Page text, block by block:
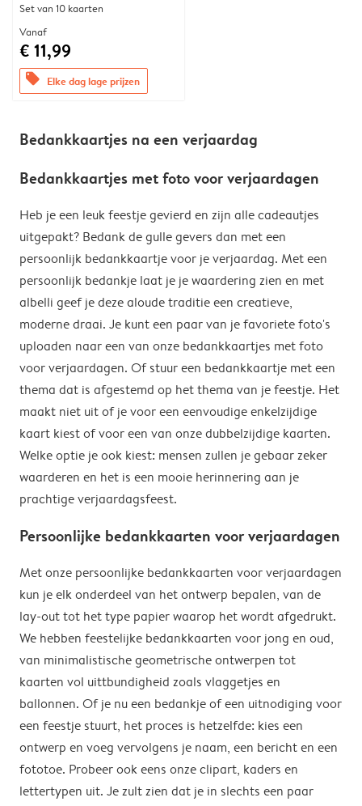
Set van 10 kaarten
Vanaf
€ 11,99
offers Elke dag lage prijzen
Bedankkaartjes na een verjaardag
Bedankkaartjes met foto voor verjaardagen
Heb je een leuk feestje gevierd en zijn alle cadeautjes
uitgepakt? Bedank de gulle gevers dan met een
persoonlijk bedankkaartje voor je verjaardag. Met een
persoonlijk bedankje laat je je waardering zien en met
albelli geef je deze aloude traditie een creatieve,
moderne draai. Je kunt een paar van je favoriete foto's
uploaden naar een van onze bedankkaartjes met foto
voor verjaardagen. Of stuur een bedankkaartje met een
thema dat is afgestemd op het thema van je feestje. Het
maakt niet uit of je voor een eenvoudige enkelzijdige
kaart kiest of voor een van onze dubbelzijdige kaarten.
Welke optie je ook kiest: mensen zullen je gebaar zeker
waarderen en het is een mooie herinnering aan je
prachtige verjaardagsfeest.
Persoonlijke bedankkaarten voor verjaardagen
Met onze persoonlijke bedankkaarten voor verjaardagen
kun je elk onderdeel van het ontwerp bepalen, van de
lay-out tot het type papier waarop het wordt afgedrukt.
We hebben feestelijke bedankkaarten voor jong en oud,
van minimalistische geometrische ontwerpen tot
kaarten vol uittbundigheid zoals vlaggetjes en
ballonnen. Of je nu een bedankje of een uitnodiging voor
een feestje stuurt, het proces is hetzelfde: kies een
ontwerp en voeg vervolgens je naam, een bericht en een
fototoe. Probeer ook eens onze clipart, kaders en
lettertypen uit. Je zult zien dat je in slechts een paar